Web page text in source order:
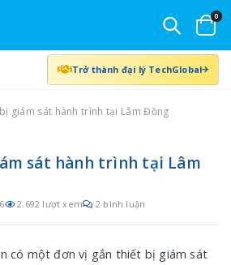
0
Trở thành đại lý TechGlobal
giám sát hành trình tại Lâm Đồng
sát hành trình tại Lâm
2.692 lượt xem 2 bình luận
có một đơn vị gắn thiết bị giám sát